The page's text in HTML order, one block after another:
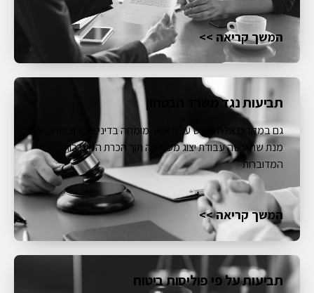
המשך קריאה >>
תביעות נגד משרד הבטחון
גם במקרים אלה נדרש עו”ד אשר מומחה בדיני צבא וביטחון, על
מנת שתיעשה עבודת יצוג מעמיקה תוך הכרת המערכות
המדוברות
המשך קריאה >>
תביעות על פי פוליסות ביטוח